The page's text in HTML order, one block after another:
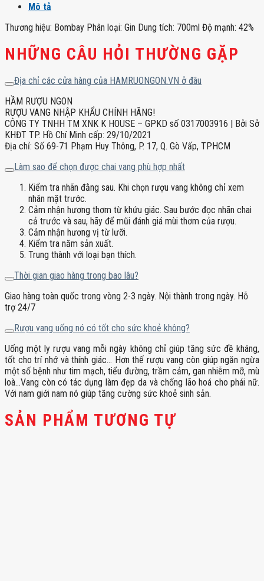
Mô tả
Thương hiệu: Bombay Phân loại: Gin Dung tích: 700ml Độ mạnh: 42%
NHỮNG CÂU HỎI THƯỜNG GẶP
Địa chỉ các cửa hàng của HAMRUONGON.VN ở đâu
HẦM RƯỢU NGON
RƯỢU VANG NHẬP KHẨU CHÍNH HÃNG!
CÔNG TY TNHH TM XNK K HOUSE – GPKD số 0317003916 | Bởi Sở
KHĐT TP. Hồ Chí Minh cấp: 29/10/2021
Địa chỉ: Số 69-71 Phạm Huy Thông, P. 17, Q. Gò Vấp, TPHCM
Làm sao để chọn được chai vang phù hợp nhất
Kiểm tra nhãn đằng sau. Khi chọn rượu vang không chỉ xem
nhãn mặt trước.
Cảm nhận hương thơm từ khứu giác. Sau bước đọc nhãn chai
cả trước và sau, hãy để mũi đánh giá mùi thơm của rượu.
Cảm nhận hương vị từ lưỡi.
Kiểm tra năm sản xuất.
Trung thành với loại bạn thích.
Thời gian giao hàng trong bao lâu?
Giao hàng toàn quốc trong vòng 2-3 ngày. Nội thành trong ngày. Hỗ
trợ 24/7
Rượu vang uống nó có tốt cho sức khoẻ không?
Uống một ly rượu vang mỗi ngày không chỉ giúp tăng sức đề kháng,
tốt cho trí nhớ và thính giác… Hơn thế rượu vang còn giúp ngăn ngừa
một số bệnh như tim mạch, tiểu đường, trầm cảm, gan nhiễm mỡ, mù
loà…Vang còn có tác dụng làm đẹp da và chống lão hoá cho phái nữ.
Với nam giới nam nó giúp tăng cường sức khoẻ sinh sản.
SẢN PHẨM TƯƠNG TỰ